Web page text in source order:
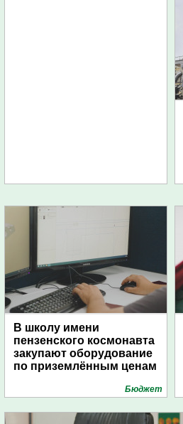
В школу имени
пензенского космонавта
закупают оборудование
по приземлённым ценам
Бюджет